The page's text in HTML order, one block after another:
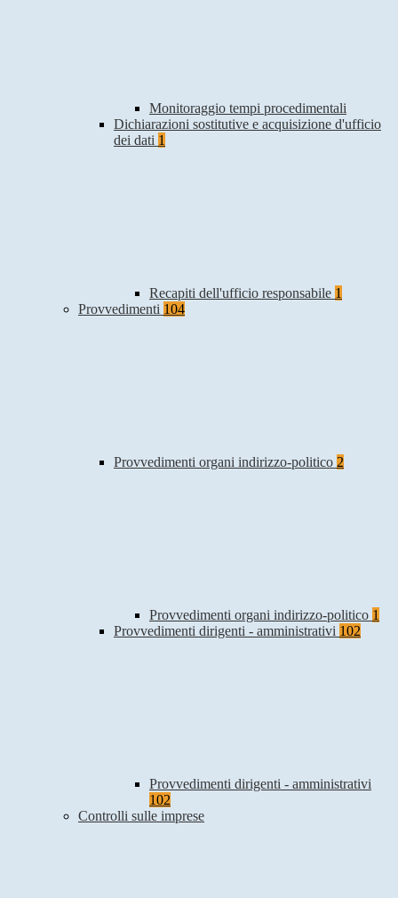
Monitoraggio tempi procedimentali
Dichiarazioni sostitutive e acquisizione d'ufficio
dei dati 1
Recapiti dell'ufficio responsabile 1
Provvedimenti 104
Provvedimenti organi indirizzo-politico 2
Provvedimenti organi indirizzo-politico 1
Provvedimenti dirigenti - amministrativi 102
Provvedimenti dirigenti - amministrativi
102
Controlli sulle imprese